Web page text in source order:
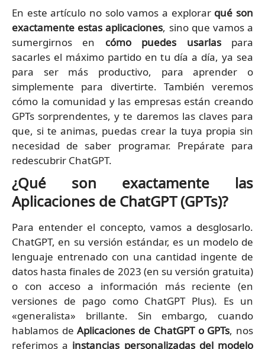
En este artículo no solo vamos a explorar qué son
exactamente estas aplicaciones, sino que vamos a
sumergirnos en cómo puedes usarlaspara
sacarles el máximo partido en tu día a día, ya sea
para ser más productivo, para aprender o
simplemente para divertirte. También veremos
cómo la comunidad y las empresas están creando
GPTs sorprendentes, y te daremos las claves para
que, si te animas, puedas crear la tuya propia sin
necesidad de saber programar. Prepárate para
redescubrir ChatGPT.
¿Qué son exactamente las
Aplicaciones de ChatGPT (GPTs)?
Para entender el concepto, vamos a desglosarlo.
ChatGPT, en su versión estándar, es un modelo de
lenguaje entrenado con una cantidad ingente de
datos hasta finales de 2023 (en su versión gratuita)
o con acceso a información más reciente (en
versiones de pago como ChatGPT Plus). Es un
«generalista» brillante. Sin embargo, cuando
hablamos deAplicaciones de ChatGPT o GPTs, nos
referimos a instancias personalizadas del modelo